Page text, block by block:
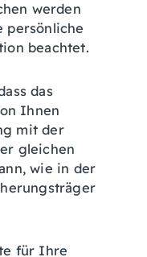
werden
persönliche
beachtet.
das
Ihnen
mit der
gleichen
wie in der
für Ihre